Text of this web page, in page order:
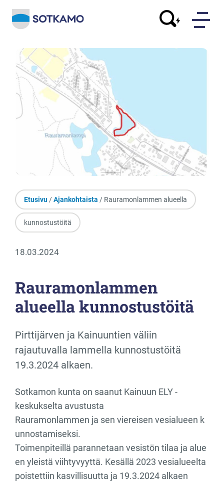
Etusivu /Ajankohtaista / Rauramonlammen alueella
kunnostustöitä
18.03.2024
Rauramonlammen
alueella kunnostustöitä
Pirttijärven ja Kainuuntien väliin
rajautuvalla lammella kunnostustöitä
19.3.2024 alkaen.
Sotkamon kunta on saanut Kainuun ELY ‐
keskukselta avustusta
Rauramonlammen ja sen viereisen vesialueen k
unnostamiseksi.
Toimenpiteillä parannetaan vesistön tilaa ja alue
en yleistä viihtyvyyttä. Kesällä 2023 vesialueelta
poistettiin kasvillisuutta ja 19.3.2024 alkaen